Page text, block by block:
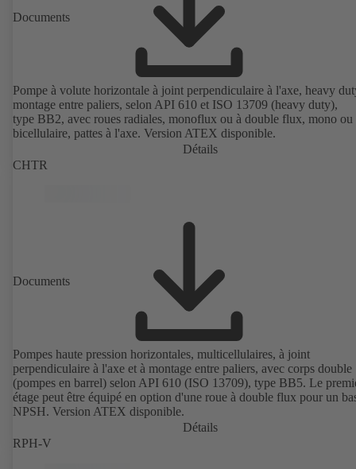
Documents
Pompe à volute horizontale à joint perpendiculaire à l'axe, heavy
montage entre paliers, selon API 610 et ISO 13709 (heavy duty),
type BB2, avec roues radiales, monoflux ou à double flux, mono ou
bicellulaire, pattes à l'axe. Version ATEX disponible.
Détails
CHTR
Documents
Pompes haute pression horizontales, multicellulaires, à joint
perpendiculaire à l'axe et à montage entre paliers, avec corps double
(pompes en barrel) selon API 610 (ISO 13709), type BB5. Le
étage peut être équipé en option d'une roue à double flux pour un
NPSH. Version ATEX disponible.
Détails
RPH-V